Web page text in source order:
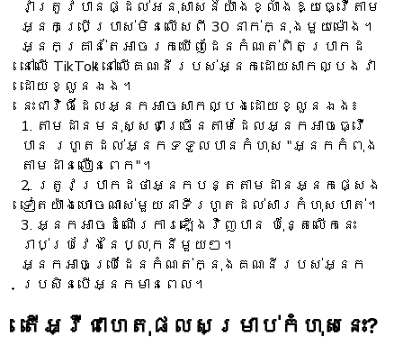
វាត្រូវបានផ្ដល់អនុសាសន៍យ៉ាងខ្លាំងឱ្យធ្វើតាម
អ្នកប្រើប្រាស់មិនលើសពី 30 នាក់ក្នុងមួយម៉ោង។
អ្នកគ្រាន់តែអាចរកឃើញដែនកំណត់ពិតប្រាកដ
នៅលើ TikTok នៅលើគណនីរបស់អ្នកដោយសាកល្បងវា
ដោយខ្លួនឯង។
នេះជាវិធីដែលអ្នកអាចសាកល្បងដោយខ្លួនឯង៖
1. តាមដានមនុស្សជាច្រើនតាមដែលអ្នកអាចធ្វើ
បាន រហូតដល់អ្នកទទួលបានកំហុស "អ្នកកំពុង
តាមដានលឿនពេក"។
2. ត្រូវប្រាកដថាអ្នកបន្តតាមដានអ្នកផ្សេង
ទៀតយ៉ាងហោចណាស់មួយនាទីរហូតដល់សារកំហុសបាត់។
3. អ្នកអាចដំណើរការឡើងវិញបាន ប៉ុន្តែលើកនេះ
រាប់ប្រវែងនៃប្លុកនីមួយៗ។
អ្នកអាចប្រើដែនកំណត់ក្នុងគណនីរបស់អ្នក
ប្រសិនបើអ្នកមានពេល។
តើអ្វីជាហេតុផលសម្រាប់កំហុសនេះ?